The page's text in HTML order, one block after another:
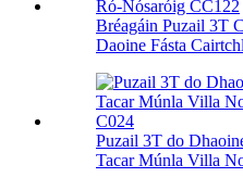
Bréagáin Puzail 3T
Daoine Fásta
Puzail 3T do
Tacar Múnla Villa